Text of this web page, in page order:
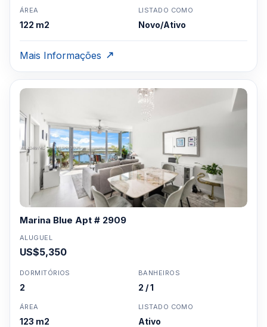
ÁREA
122 m2
LISTADO COMO
Novo/Ativo
Mais Informações
Marina Blue Apt # 2909
ALUGUEL
US$5,350
DORMITÓRIOS
2
BANHEIROS
2 / 1
ÁREA
123 m2
LISTADO COMO
Ativo